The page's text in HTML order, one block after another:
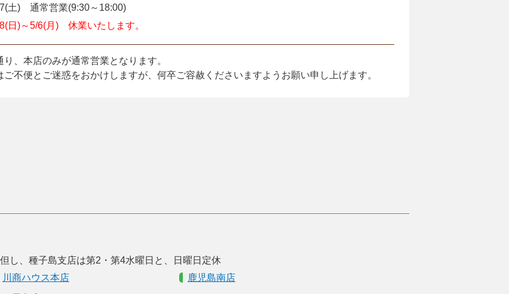
土) 通常営業(9:30～18:00)
日)～5/6(月) 休業いたします。
り、本店のみが通常営業となります。
ご不便とご迷惑をおかけしますが、何卒ご容赦くださいますようお願い申し上げます。
し、種子島支店は第2・第4水曜日と、日曜日定休
川商ハウス本店
鹿児島南店